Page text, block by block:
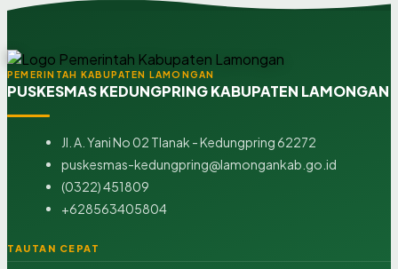
PEMERINTAH KABUPATEN LAMONGAN
PUSKESMAS KEDUNGPRING KABUPATEN LAMONGAN
Jl. A. Yani No 02 Tlanak - Kedungpring 62272
puskesmas-kedungpring@lamongankab.go.id
(0322) 451809
+628563405804
TAUTAN CEPAT